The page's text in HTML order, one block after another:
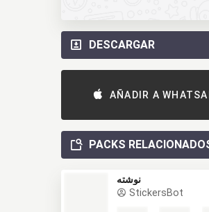
DESCARGAR
AÑADIR A
PACKS
نوشته
StickersBot